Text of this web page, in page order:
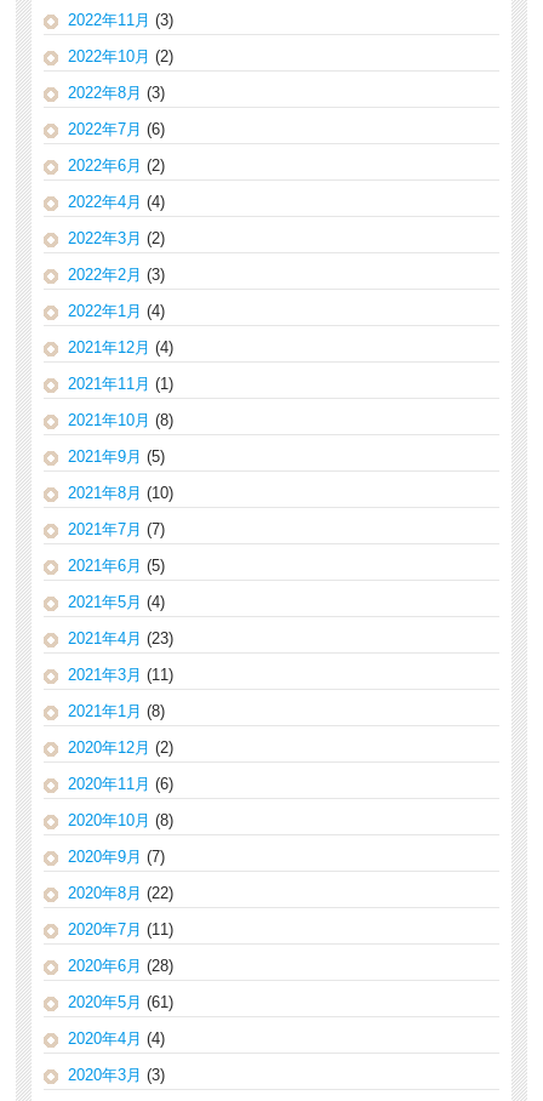
2022年11月 (3)
2022年10月 (2)
2022年8月 (3)
2022年7月 (6)
2022年6月 (2)
2022年4月 (4)
2022年3月 (2)
2022年2月 (3)
2022年1月 (4)
2021年12月 (4)
2021年11月 (1)
2021年10月 (8)
2021年9月 (5)
2021年8月 (10)
2021年7月 (7)
2021年6月 (5)
2021年5月 (4)
2021年4月 (23)
2021年3月 (11)
2021年1月 (8)
2020年12月 (2)
2020年11月 (6)
2020年10月 (8)
2020年9月 (7)
2020年8月 (22)
2020年7月 (11)
2020年6月 (28)
2020年5月 (61)
2020年4月 (4)
2020年3月 (3)